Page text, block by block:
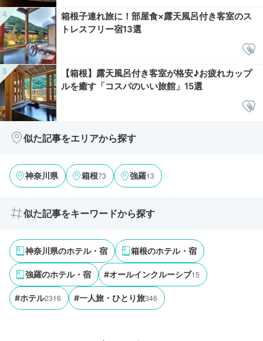
箱根子連れ旅に！部屋食×露天風呂付き客室のス
トレスフリー宿13選
【箱根】露天風呂付き客室が格安♪お疲れカップ
ルを癒す「コスパのいい旅館」15選
似た記事をエリアから探す
神奈川県 箱根73 強羅13
似た記事をキーワードから探す
神奈川県のホテル・宿 箱根のホテル・宿
強羅のホテル・宿 #オールインクルーシブ15
#ホテル2316 #一人旅・ひとり旅346